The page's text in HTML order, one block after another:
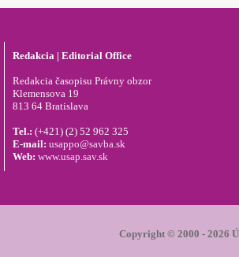
Redakcia | Editorial Office
Redakcia časopisu Právny obzor
Klemensova 19
813 64 Bratislava
Tel.: (+421) (2) 52 962 325
E-mail: usappo@savba.sk
Web: www.usap.sav.sk
Copyright © 2000 - 2026